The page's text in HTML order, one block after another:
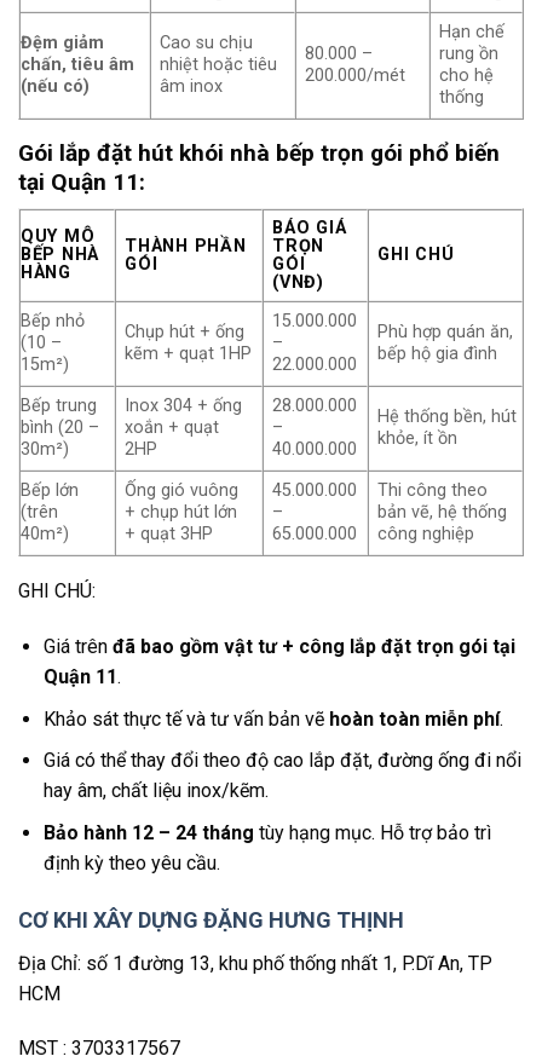
Đệm giảm
chấn, tiêu âm
(nếu có)
Cao su chịu
nhiệt hoặc tiêu
âm inox
80.000 –
200.000/mét
Hạn chế
rung ồn
cho hệ
thống
Gói lắp đặt hút khói nhà bếp trọn gói phổ biến
tại Quận 11:
QUY MÔ
BẾP NHÀ
HÀNG
THÀNH PHẦN
GÓI
BÁO GIÁ
TRỌN
GÓI
(VNĐ)
GHI CHÚ
Bếp nhỏ
(10 –
15m²)
Chụp hút + ống
kẽm + quạt 1HP
15.000.000
–
22.000.000
Phù hợp quán ăn,
bếp hộ gia đình
Bếp trung
bình (20 –
30m²)
Inox 304 + ống
xoắn + quạt
2HP
28.000.000
–
40.000.000
Hệ thống bền, hút
khỏe, ít ồn
Bếp lớn
(trên
40m²)
Ống gió vuông
+ chụp hút lớn
+ quạt 3HP
45.000.000
–
65.000.000
Thi công theo
bản vẽ, hệ thống
công nghiệp
GHI CHÚ:
Giá trên đã bao gồm vật tư + công lắp đặt trọn gói tại
Quận 11.
Khảo sát thực tế và tư vấn bản vẽ hoàn toàn miễn phí.
Giá có thể thay đổi theo độ cao lắp đặt, đường ống đi nổi
hay âm, chất liệu inox/kẽm.
Bảo hành 12 – 24 tháng tùy hạng mục. Hỗ trợ bảo trì
định kỳ theo yêu cầu.
CƠ KHI XÂY DỰNG ĐẶNG HƯNG THỊNH
Địa Chỉ: số 1 đường 13, khu phố thống nhất 1, P.Dĩ An, TP
HCM
MST : 3703317567